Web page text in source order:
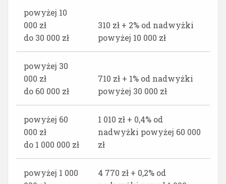
powyżej 10
000 zł
do 30 000 zł
310 zł + 2% od nadwyżki
powyżej 10 000 zł
powyżej 30
000 zł
do 60 000 zł
710 zł + 1% od nadwyżki
powyżej 30 000 zł
powyżej 60
000 zł
do 1 000 000 zł
1 010 zł + 0,4% od
nadwyżki powyżej 60 000
zł
powyżej 1 000
4 770 zł + 0,2% od